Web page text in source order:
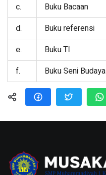
c.
Buku Bacaan
d.
Buku referensi
e.
Buku TI
f.
Buku Seni Budaya